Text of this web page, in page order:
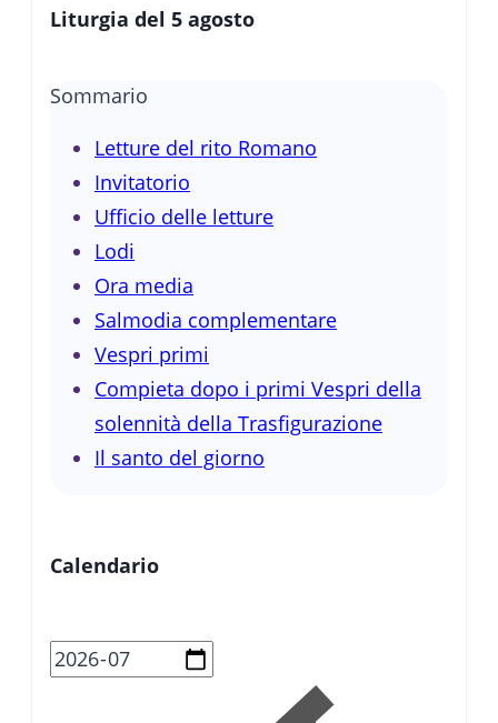
Liturgia del 5 agosto
Sommario
Letture del rito Romano
Invitatorio
Ufficio delle letture
Lodi
Ora media
Salmodia complementare
Vespri primi
Compieta dopo i primi Vespri della
solennità della Trasfigurazione
Il santo del giorno
Calendario